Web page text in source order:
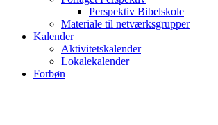
Perspektiv Bibelskole
Materiale til netværksgrupper
Kalender
Aktivitetskalender
Lokalekalender
Forbøn